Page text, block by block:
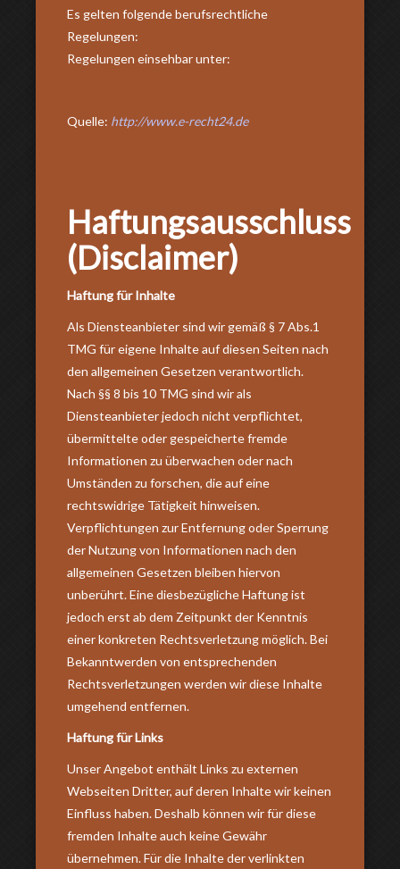
Es gelten folgende berufsrechtliche
Regelungen:
Regelungen einsehbar unter:
Quelle: http://www.e-recht24.de
Haftungsausschluss
(Disclaimer)
Haftung für Inhalte
Als Diensteanbieter sind wir gemäß § 7 Abs.1
TMG für eigene Inhalte auf diesen Seiten nach
den allgemeinen Gesetzen verantwortlich.
Nach §§ 8 bis 10 TMG sind wir als
Diensteanbieter jedoch nicht verpflichtet,
übermittelte oder gespeicherte fremde
Informationen zu überwachen oder nach
Umständen zu forschen, die auf eine
rechtswidrige Tätigkeit hinweisen.
Verpflichtungen zur Entfernung oder Sperrung
der Nutzung von Informationen nach den
allgemeinen Gesetzen bleiben hiervon
unberührt. Eine diesbezügliche Haftung ist
jedoch erst ab dem Zeitpunkt der Kenntnis
einer konkreten Rechtsverletzung möglich. Bei
Bekanntwerden von entsprechenden
Rechtsverletzungen werden wir diese Inhalte
umgehend entfernen.
Haftung für Links
Unser Angebot enthält Links zu externen
Webseiten Dritter, auf deren Inhalte wir keinen
Einfluss haben. Deshalb können wir für diese
fremden Inhalte auch keine Gewähr
übernehmen. Für die Inhalte der verlinkten